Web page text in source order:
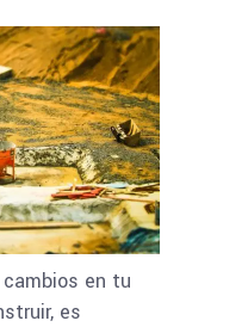
en tu
es